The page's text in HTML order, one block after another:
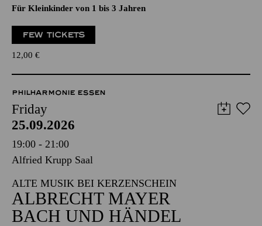
Für Kleinkinder von 1 bis 3 Jahren
FEW TICKETS
12,00 €
PHILHARMONIE ESSEN
Friday
25.09.2026
19:00 - 21:00
Alfried Krupp Saal
ALTE MUSIK BEI KERZENSCHEIN
ALBRECHT MAYER
BACH UND HÄNDEL